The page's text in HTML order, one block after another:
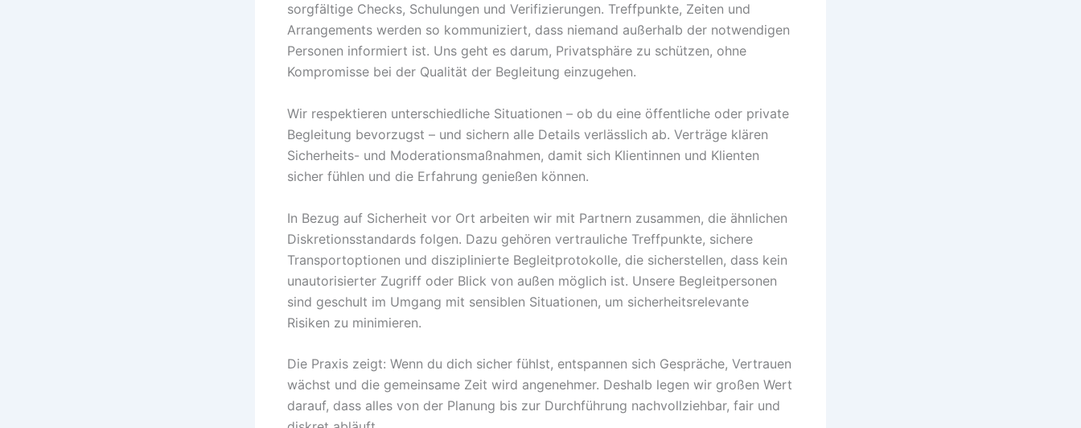
sorgfältige Checks, Schulungen und Verifizierungen. Treffpunkte, Zeiten und
Arrangements werden so kommuniziert, dass niemand außerhalb der notwendigen
Personen informiert ist. Uns geht es darum, Privatsphäre zu schützen, ohne
Kompromisse bei der Qualität der Begleitung einzugehen.
Wir respektieren unterschiedliche Situationen – ob du eine öffentliche oder private
Begleitung bevorzugst – und sichern alle Details verlässlich ab. Verträge klären
Sicherheits- und Moderationsmaßnahmen, damit sich Klientinnen und Klienten
sicher fühlen und die Erfahrung genießen können.
In Bezug auf Sicherheit vor Ort arbeiten wir mit Partnern zusammen, die ähnlichen
Diskretionsstandards folgen. Dazu gehören vertrauliche Treffpunkte, sichere
Transportoptionen und disziplinierte Begleitprotokolle, die sicherstellen, dass kein
unautorisierter Zugriff oder Blick von außen möglich ist. Unsere Begleitpersonen
sind geschult im Umgang mit sensiblen Situationen, um sicherheitsrelevante
Risiken zu minimieren.
Die Praxis zeigt: Wenn du dich sicher fühlst, entspannen sich Gespräche, Vertrauen
wächst und die gemeinsame Zeit wird angenehmer. Deshalb legen wir großen Wert
darauf, dass alles von der Planung bis zur Durchführung nachvollziehbar, fair und